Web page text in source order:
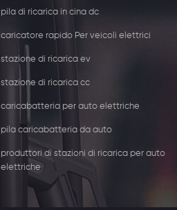
pila di ricarica in cina dc
caricatore rapido Per veicoli elettrici
stazione di ricarica ev
stazione di ricarica cc
caricabatteria per auto elettriche
pila caricabatteria da auto
produttori di stazioni di ricarica per auto
elettriche
wireless